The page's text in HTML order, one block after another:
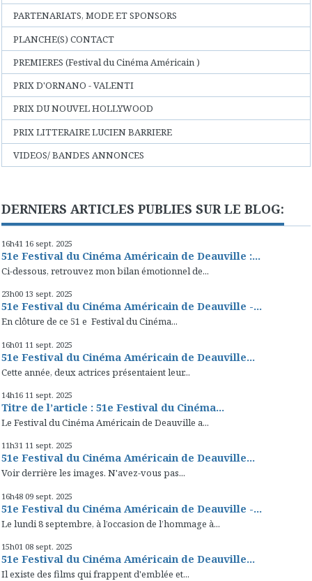
PARTENARIATS, MODE ET SPONSORS
PLANCHE(S) CONTACT
PREMIERES (Festival du Cinéma Américain )
PRIX D'ORNANO - VALENTI
PRIX DU NOUVEL HOLLYWOOD
PRIX LITTERAIRE LUCIEN BARRIERE
VIDEOS/ BANDES ANNONCES
DERNIERS ARTICLES PUBLIES SUR LE BLOG:
16h41 16 sept. 2025
51e Festival du Cinéma Américain de Deauville :...
Ci-dessous, retrouvez mon bilan émotionnel de...
23h00 13 sept. 2025
51e Festival du Cinéma Américain de Deauville -...
En clôture de ce 51 e Festival du Cinéma...
16h01 11 sept. 2025
51e Festival du Cinéma Américain de Deauville...
Cette année, deux actrices présentaient leur...
14h16 11 sept. 2025
Titre de l’article : 51e Festival du Cinéma...
Le Festival du Cinéma Américain de Deauville a...
11h31 11 sept. 2025
51e Festival du Cinéma Américain de Deauville...
Voir derrière les images. N'avez-vous pas...
16h48 09 sept. 2025
51e Festival du Cinéma Américain de Deauville -...
Le lundi 8 septembre, à l’occasion de l’hommage à...
15h01 08 sept. 2025
51e Festival du Cinéma Américain de Deauville...
Il existe des films qui frappent d'emblée et...